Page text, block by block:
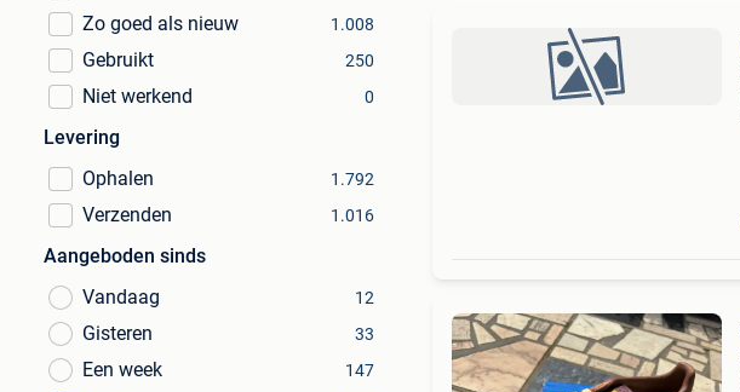
Zo goed als nieuw 1.008
Gebruikt 250
Niet werkend 0
Levering
Ophalen
1.792
Verzenden 1.016
Aangeboden sinds
Vandaag
12
Gisteren 33
Een week 147